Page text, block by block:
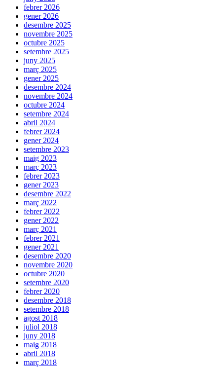
febrer 2026
gener 2026
desembre 2025
novembre 2025
octubre 2025
setembre 2025
juny 2025
març 2025
gener 2025
desembre 2024
novembre 2024
octubre 2024
setembre 2024
abril 2024
febrer 2024
gener 2024
setembre 2023
maig 2023
març 2023
febrer 2023
gener 2023
desembre 2022
març 2022
febrer 2022
gener 2022
març 2021
febrer 2021
gener 2021
desembre 2020
novembre 2020
octubre 2020
setembre 2020
febrer 2020
desembre 2018
setembre 2018
agost 2018
juliol 2018
juny 2018
maig 2018
abril 2018
març 2018